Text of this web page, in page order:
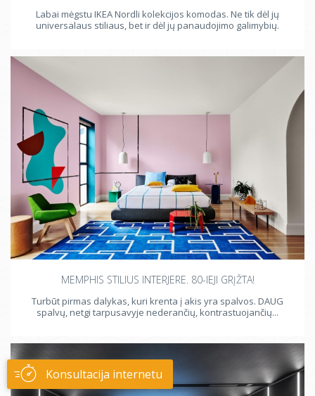
Labai mėgstu IKEA Nordli kolekcijos komodas. Ne tik dėl jų
universalaus stiliaus, bet ir dėl jų panaudojimo galimybių.
MEMPHIS STILIUS INTERJERE. 80-IEJI GRĮŽTA!
Turbūt pirmas dalykas, kuri krenta į akis yra spalvos. DAUG
spalvų, netgi tarpusavyje nederančių, kontrastuojančių...
Konsultacija internetu